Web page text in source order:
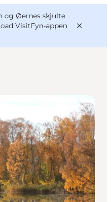
og Øernes skjulte
VisitFyn-appen